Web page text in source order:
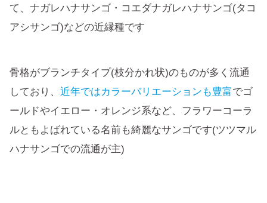
て、ナガレハナサンゴ・コエダナガレハナサンゴ(タコ
アシサンゴ)などの近縁種です
骨格がブランチタイプ(枝分かれ状)のものが多く流通
しており、 近年ではカラーバリエーションも豊富でゴ
ールドやイエロー・オレンジ系など、フラワーコーラ
ルともよばれている名前も綺麗なサンゴです(ツツマル
ハナサンゴでの流通が主)